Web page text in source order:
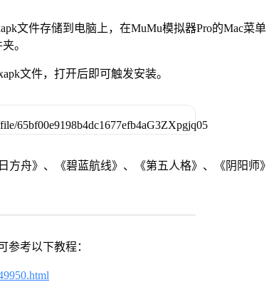
文件存储到电脑上，在MuMu模拟器Pro的Mac菜单
。
文件，打开后即可触发安装。
方舟》、《碧蓝航线》、《第五人格》、《阴阳师》
参考以下教程：